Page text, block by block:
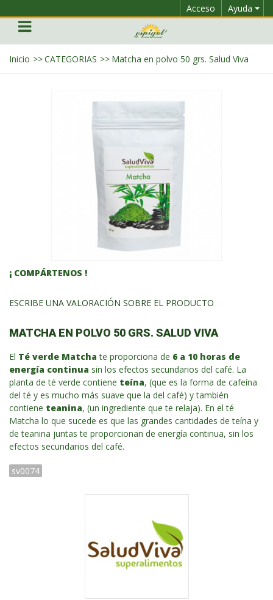
Ayuda
Acceso
Inicio >>CATEGORIAS >> Matcha en polvo 50 grs. Salud Viva
¡ COMPÁRTENOS !
ESCRIBE UNA VALORACIÓN SOBRE EL PRODUCTO
MATCHA EN POLVO 50 GRS. SALUD VIVA
El Té verde Matcha te proporciona de 6 a 10 horas de
energía continua sin los efectos secundarios del café. La
planta de té verde contiene teína, (que es la forma de cafeína
del té y es mucho más suave que la del café) y también
contiene teanina, (un ingrediente que te relaja). En el té
Matcha lo que sucede es que las grandes cantidades de teína y
de teanina juntas te proporcionan de energía continua, sin los
efectos secundarios del café.
sv0074